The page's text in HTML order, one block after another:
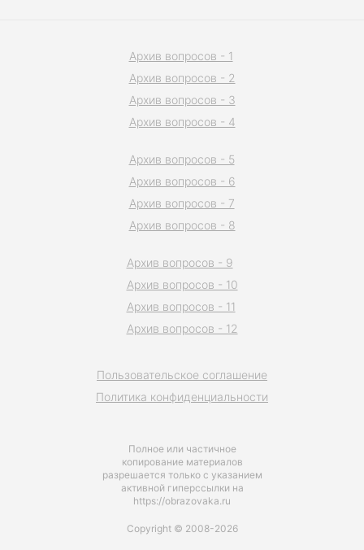
Полное или частичное
копирование материалов
разрешается только с указанием
активной гиперссылки на
https://obrazovaka.ru
Пользовательское соглашение
Политика конфиденциальности
Архив вопросов - 1
Архив вопросов - 2
Архив вопросов - 3
Архив вопросов - 4
Архив вопросов - 5
Архив вопросов - 6
Архив вопросов - 7
Архив вопросов - 8
Архив вопросов - 9
Архив вопросов - 10
Архив вопросов - 11
Архив вопросов - 12
Copyright © 2008-2026